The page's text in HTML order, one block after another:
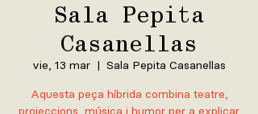
Sala Pepita
Casanellas
vie, 13 mar
  |
Sala Pepita Casanellas
Aquesta peça híbrida combina teatre,
projeccions, música i humor per a explicar